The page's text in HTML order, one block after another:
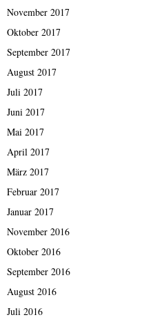
November 2017
Oktober 2017
September 2017
August 2017
Juli 2017
Juni 2017
Mai 2017
April 2017
März 2017
Februar 2017
Januar 2017
November 2016
Oktober 2016
September 2016
August 2016
Juli 2016